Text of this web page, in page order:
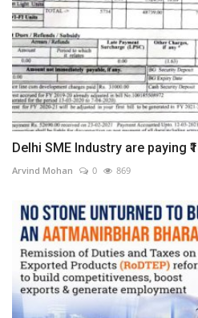
Delhi SME Industry are paying
Arvind Mohan 0 869